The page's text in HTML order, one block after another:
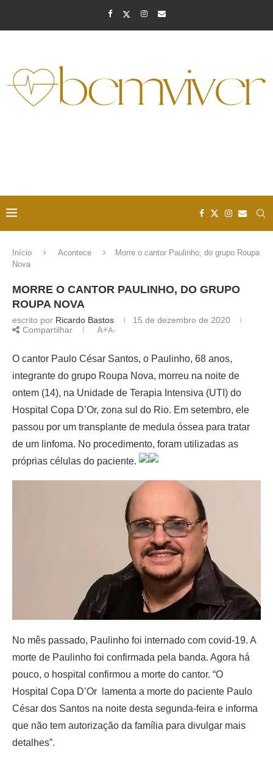
Início Acontece
Morre o cantor Paulinho, do grupo Roupa
Nova
MORRE O CANTOR PAULINHO, DO GRUPO
ROUPA NOVA
escrito por Ricardo Bastos
15 de dezembro de 2020
Compartilhar
A+A-
O cantor Paulo César Santos, o Paulinho, 68 anos,
integrante do grupo Roupa Nova, morreu na noite de
ontem (14), na Unidade de Terapia Intensiva (UTI) do
Hospital Copa D’Or, zona sul do Rio. Em setembro, ele
passou por um transplante de medula óssea para tratar
de um linfoma. No procedimento, foram utilizadas as
próprias células do paciente.
No mês passado, Paulinho foi internado com covid-19. A
morte de Paulinho foi confirmada pela banda. Agora há
pouco, o hospital confirmou a morte do cantor. “O
Hospital Copa D’Or lamenta a morte do paciente Paulo
César dos Santos na noite desta segunda-feira e informa
que não tem autorização da família para divulgar mais
detalhes”.